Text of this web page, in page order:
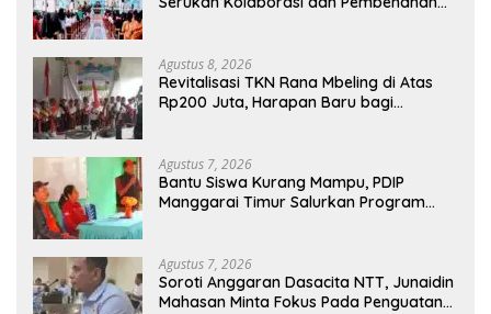
Agustus 8, 2026
Revitalisasi TKN Rana Mbeling di Atas
Rp200 Juta, Harapan Baru bagi
Agustus 7, 2026
Bantu Siswa Kurang Mampu, PDIP
Manggarai Timur Salurkan Program
Agustus 7, 2026
Soroti Anggaran Dasacita NTT, Junaidin
Mahasan Minta Fokus Pada Penguatan